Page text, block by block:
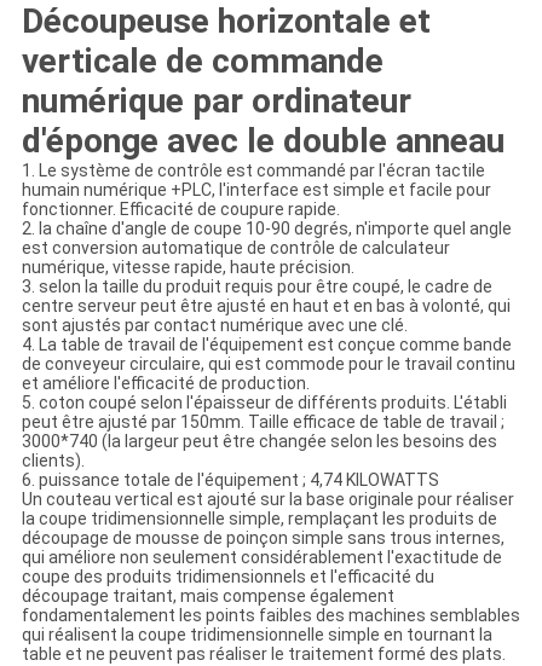
Découpeuse horizontale et
verticale de commande
numérique par ordinateur
d'éponge avec le double anneau
1. Le système de contrôle est commandé par l'écran tactile
humain numérique +PLC, l'interface est simple et facile pour
fonctionner. Efficacité de coupure rapide.
2. la chaîne d'angle de coupe 10-90 degrés, n'importe quel angle
est conversion automatique de contrôle de calculateur
numérique, vitesse rapide, haute précision.
3. selon la taille du produit requis pour être coupé, le cadre de
centre serveur peut être ajusté en haut et en bas à volonté, qui
sont ajustés par contact numérique avec une clé.
4. La table de travail de l'équipement est conçue comme bande
de conveyeur circulaire, qui est commode pour le travail continu
et améliore l'efficacité de production.
5. coton coupé selon l'épaisseur de différents produits. L'établi
peut être ajusté par 150mm. Taille efficace de table de travail ;
3000*740 (la largeur peut être changée selon les besoins des
clients).
6. puissance totale de l'équipement ; 4,74 KILOWATTS
Un couteau vertical est ajouté sur la base originale pour réaliser
la coupe tridimensionnelle simple, remplaçant les produits de
découpage de mousse de poinçon simple sans trous internes,
qui améliore non seulement considérablement l'exactitude de
coupe des produits tridimensionnels et l'efficacité du
découpage traitant, mais compense également
fondamentalement les points faibles des machines semblables
qui réalisent la coupe tridimensionnelle simple en tournant la
table et ne peuvent pas réaliser le traitement formé des plats.